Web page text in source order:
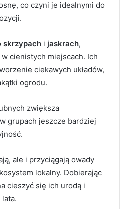
co czyni je idealnymi do
skrzypach i jaskrach,
cienistych miejscach. Ich
ciekawych układów,
ogrodu.
zwiększa
grupach jeszcze bardziej
ale i przyciągają owady
lokalny. Dobierając
cieszyć się ich urodą i
lata.